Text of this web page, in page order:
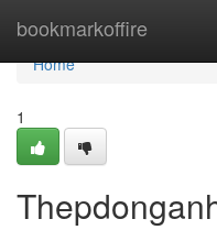
bookmarkoffire
Home
Home
1